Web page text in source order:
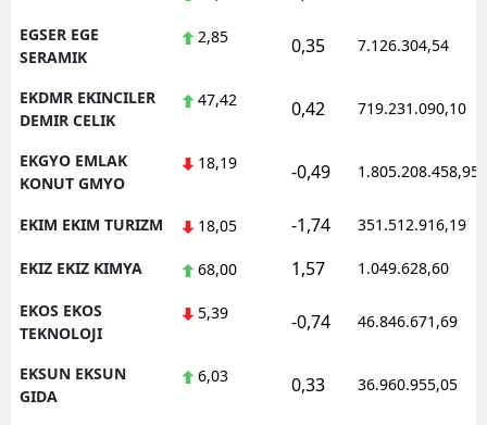
EGSER EGE
SERAMIK
2,85 0,35 7.126.304,54
EKDMR EKINCILER
DEMIR CELIK
47,42 0,42 719.231.090,10
EKGYO EMLAK
KONUT GMYO
18,19 -0,49 1.805.208.458,95
EKIM EKIM TURIZM 18,05 -1,74 351.512.916,19
EKIZ EKIZ KIMYA 68,00 1,57 1.049.628,60
EKOS EKOS
TEKNOLOJI
5,39 -0,74 46.846.671,69
EKSUN EKSUN
GIDA
6,03 0,33 36.960.955,05